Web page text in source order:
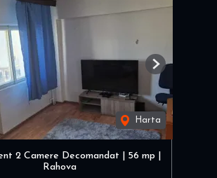
Harta
Next
2 Camere Decomandat | 56 mp |
Rahova